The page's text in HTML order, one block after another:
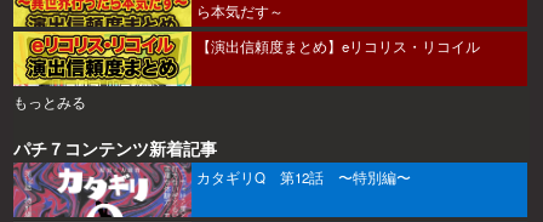
ら本気だす～
【演出信頼度まとめ】eリコリス・リコイル
もっとみる
パチ７コンテンツ新着記事
カタギリQ 第12話 〜特別編〜